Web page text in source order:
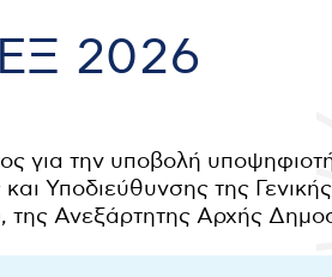
2026
για την υποβολή
Υποδιεύθυνσης της
της Ανεξάρτητης Αρχής